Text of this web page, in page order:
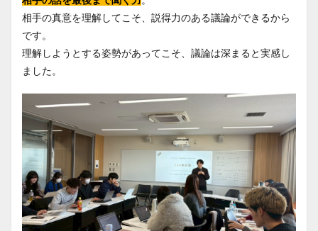
相手の真意を理解してこそ、説得力のある議論ができるから
です。
理解しようとする姿勢があってこそ、議論は深まると実感し
ました。